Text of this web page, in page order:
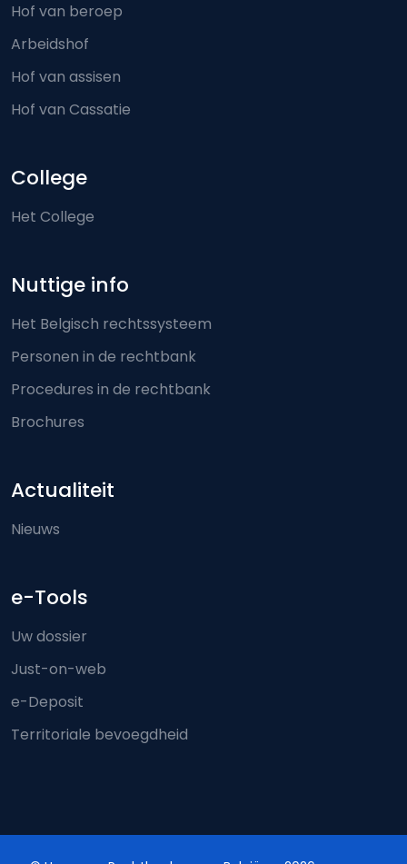
Hof van beroep
Arbeidshof
Hof van assisen
Hof van Cassatie
College
Het College
Nuttige info
Het Belgisch rechtssysteem
Personen in de rechtbank
Procedures in de rechtbank
Brochures
Actualiteit
Nieuws
e-Tools
Uw dossier
Just-on-web
e-Deposit
Territoriale bevoegdheid